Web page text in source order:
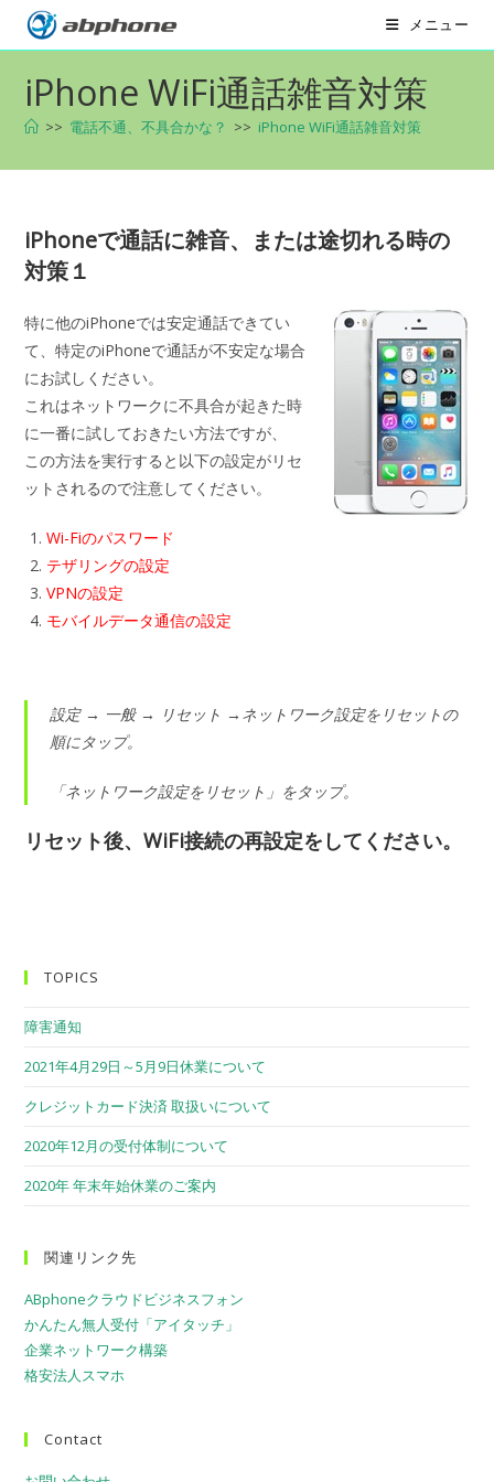
メニュー
iPhone WiFi通話雑音対策
>> 電話不通、不具合かな？ >> iPhone WiFi通話雑音対策
iPhoneで通話に雑音、または途切れる時の
対策１
特に他のiPhoneでは安定通話できてい
て、特定のiPhoneで通話が不安定な場合
にお試しください。
これはネットワークに不具合が起きた時
に一番に試しておきたい方法ですが、
この方法を実行すると以下の設定がリセ
ットされるので注意してください。
Wi-Fiのパスワード
テザリングの設定
VPNの設定
モバイルデータ通信の設定
設定 → 一般 → リセット →ネットワーク設定をリセットの
順にタップ。
「ネットワーク設定をリセット」をタップ。
リセット後、WiFi接続の再設定をしてください。
TOPICS
障害通知
2021年4月29日～5月9日休業について
クレジットカード決済 取扱いについて
2020年12月の受付体制について
2020年 年末年始休業のご案内
関連リンク先
ABphoneクラウドビジネスフォン
かんたん無人受付「アイタッチ」
企業ネットワーク構築
格安法人スマホ
Contact